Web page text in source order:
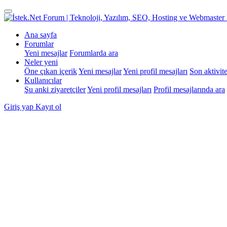
Ana sayfa
Forumlar
Yeni mesajlar Forumlarda ara
Neler yeni
Öne çıkan içerikYeni mesajlarYeni profil mesajları Son
Kullanıcılar
Şu anki ziyaretçilerYeni profil mesajları Profil mesajlarında ara
Giriş yap Kayıt ol